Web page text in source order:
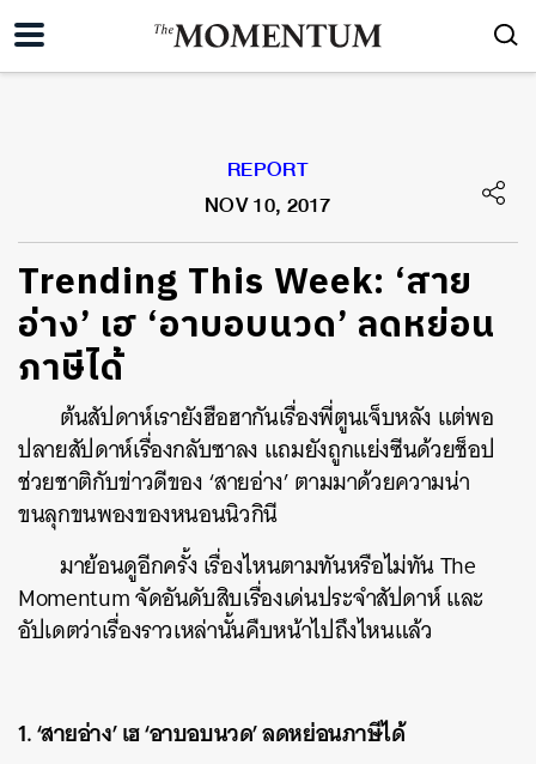
REPORT
NOV 10, 2017
​Trending This Week: ‘สาย
อ่าง’ เฮ ‘อาบอบนวด’ ลดหย่อน
ภาษีได้
ต้นสัปดาห์เรายังฮือฮากันเรื่องพี่ตูนเจ็บหลัง แต่พอ
ปลายสัปดาห์เรื่องกลับซาลง แถมยังถูกแย่งซีนด้วยช็อป
ช่วยชาติกับข่าวดีของ ‘สายอ่าง’ ตามมาด้วยความน่า
ขนลุกขนพองของหนอนนิวกินี
มาย้อนดูอีกครั้ง เรื่องไหนตามทันหรือไม่ทัน The
Momentum จัดอันดับสิบเรื่องเด่นประจำสัปดาห์ และ
อัปเดตว่าเรื่องราวเหล่านั้นคืบหน้าไปถึงไหนแล้ว
1. ‘สายอ่าง’ เฮ ‘อาบอบนวด’ ลดหย่อนภาษีได้